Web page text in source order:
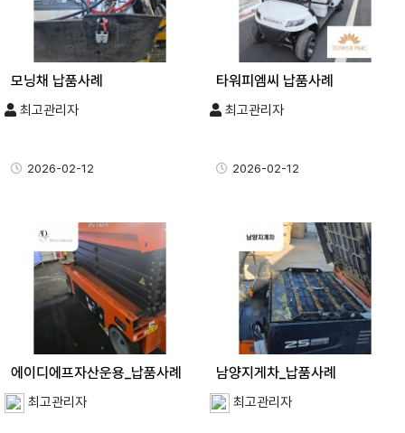
모닝채 납품사례
최고관리자
2026-02-12
타워피엠씨 납품사례
최고관리자
2026-02-12
에이디에프자산운용_납품사례
최고관리자
남양지게차_납품사례
최고관리자